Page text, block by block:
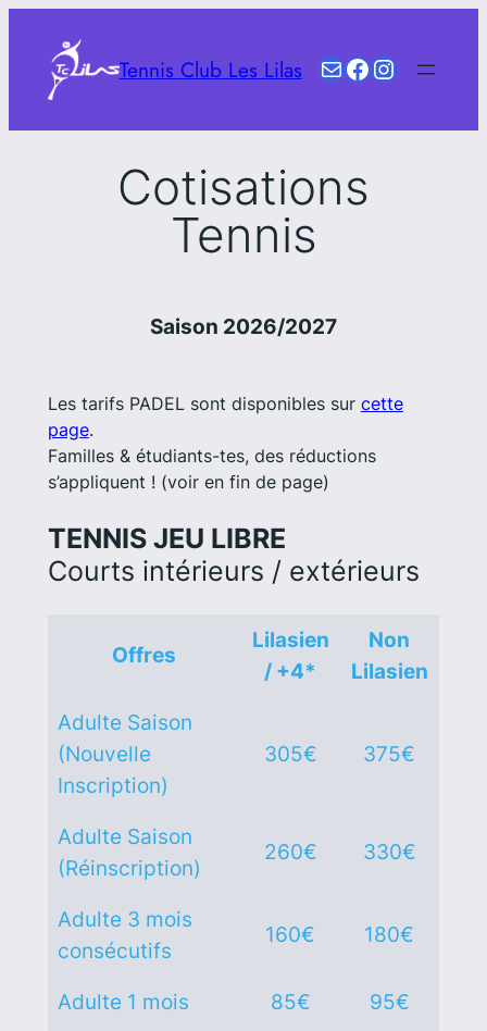
contenu
Tennis Club Les Lilas E-mailFacebook
Instagram
Cotisations
Tennis
Saison 2026/2027
Les tarifs PADEL sont disponibles sur cette
page.
Familles & étudiants-tes, des réductions
s’appliquent ! (voir en fin de page)
TENNIS JEU LIBRE
Courts intérieurs / extérieurs
Offres
Lilasien
/ +4*
Non
Lilasien
Adulte Saison
(Nouvelle
Inscription)
305€ 375€
Adulte Saison
(Réinscription)
260€ 330€
Adulte 3 mois
consécutifs
160€ 180€
Adulte 1 mois 85€
95€